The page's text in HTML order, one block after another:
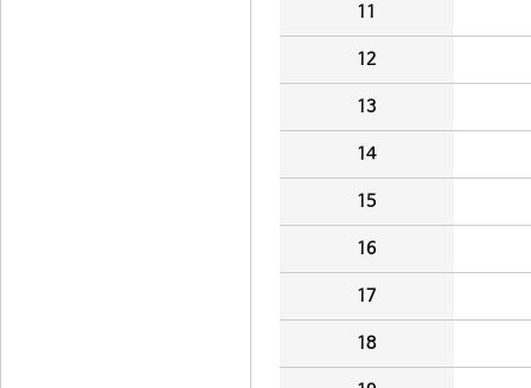
11
12
13
14
15
16
17
18